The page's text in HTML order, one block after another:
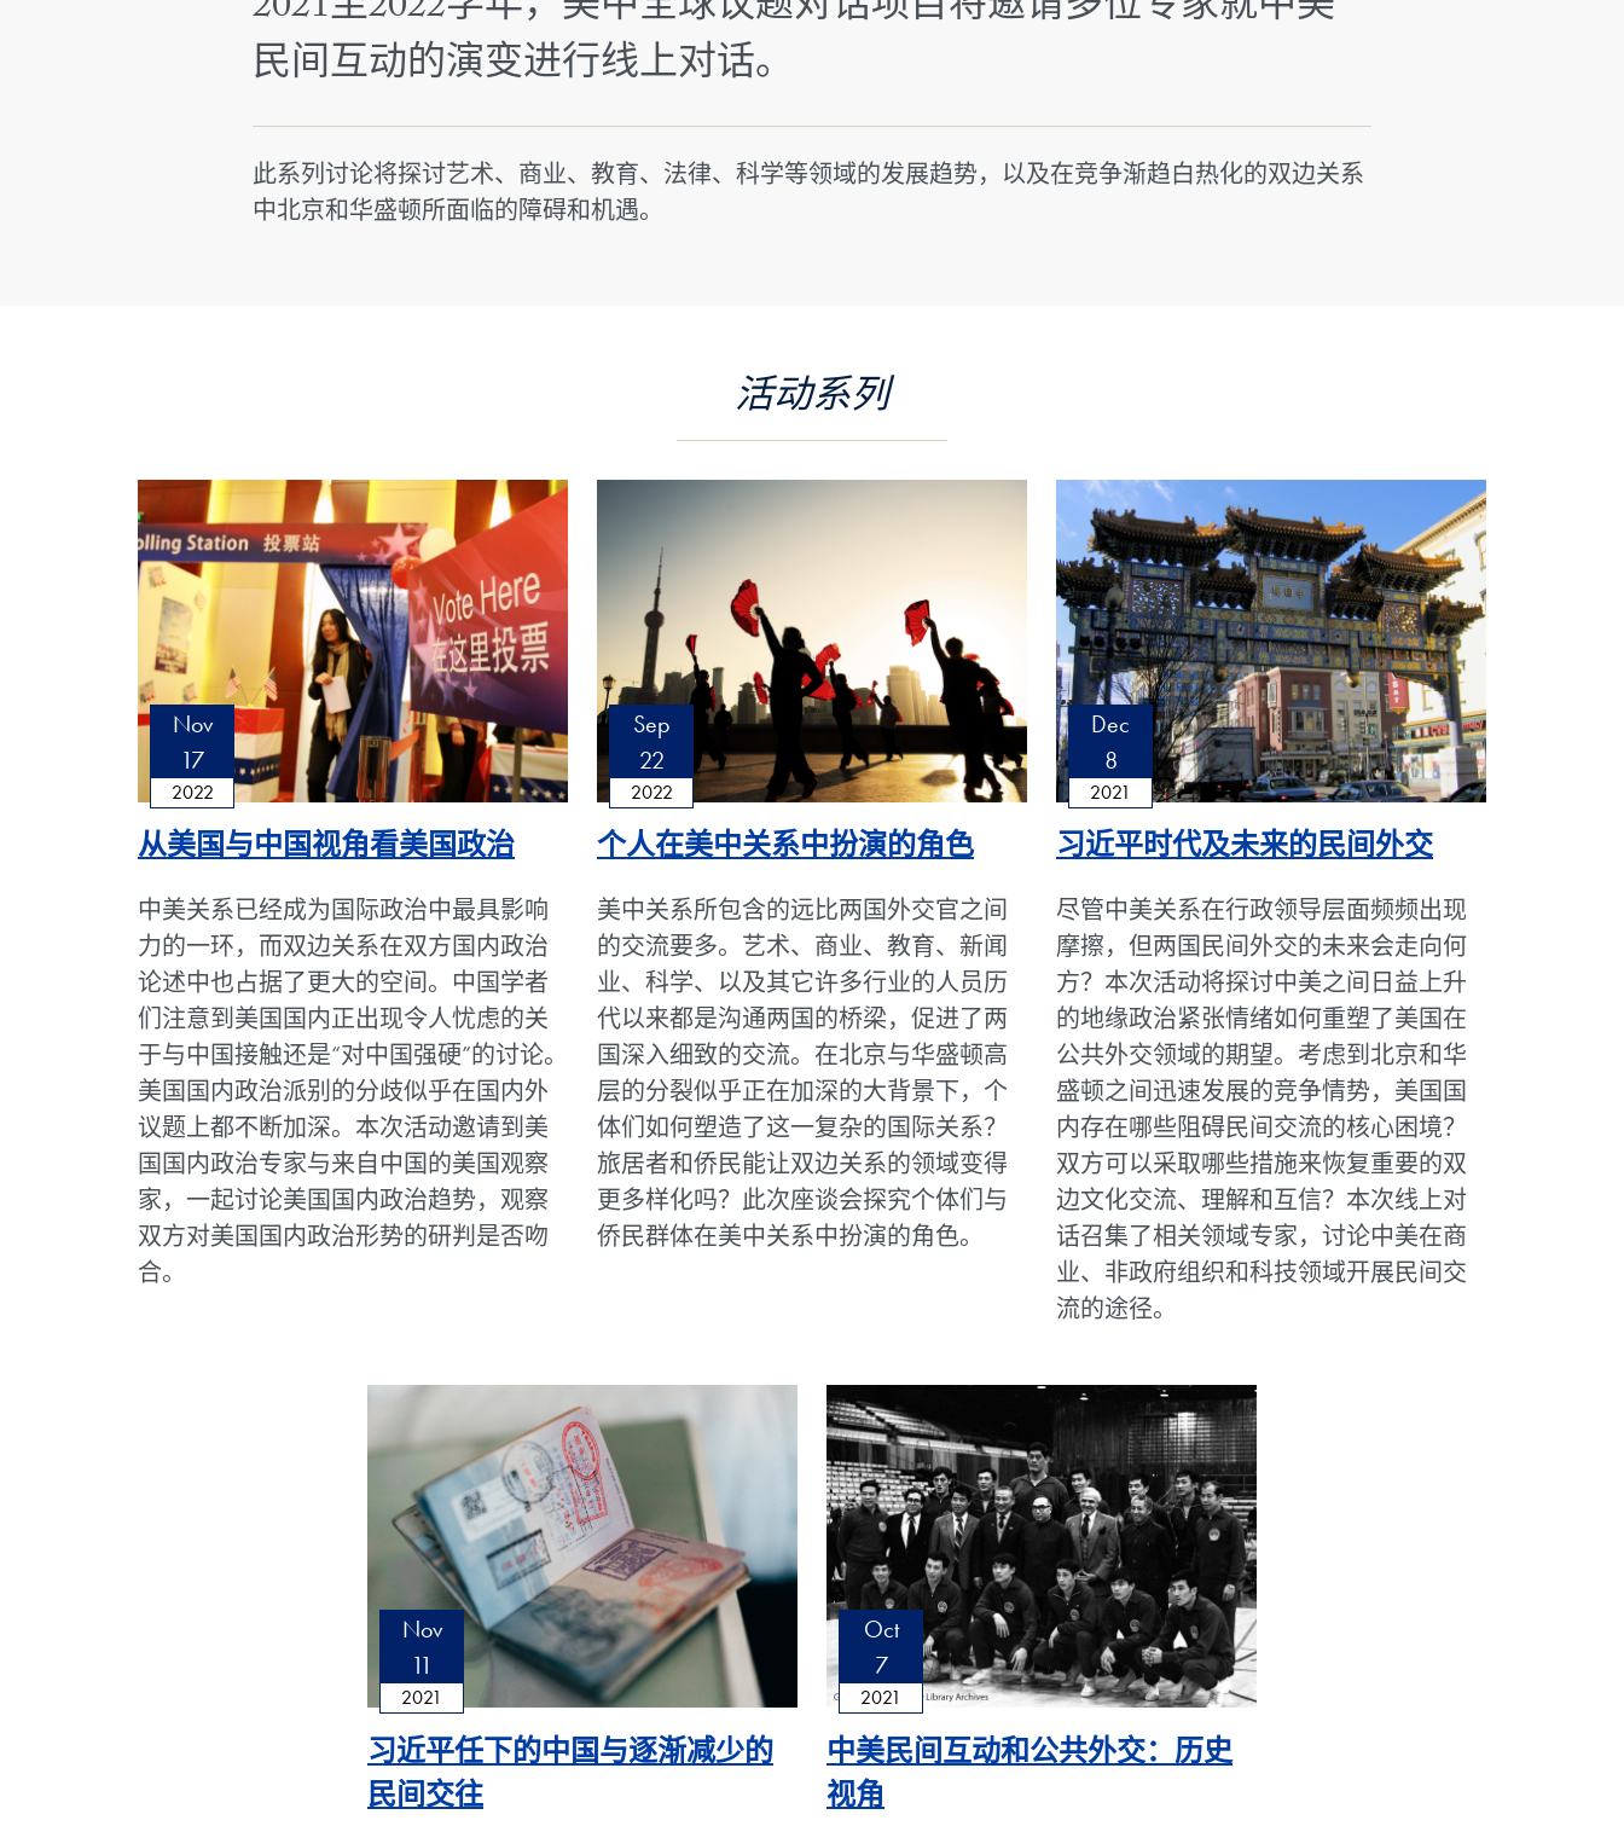
民间互动的演变进行线上对话。
此系列讨论将探讨艺术、商业、教育、法律、科学等领域的发展趋势，以及在竞争渐趋白热化的双边关系
中北京和华盛顿所面临的障碍和机遇。
活动系列
Nov
17
2022
从美国与中国视角看美国政治
中美关系已经成为国际政治中最具影响
力的一环，而双边关系在双方国内政治
论述中也占据了更大的空间。中国学者
们注意到美国国内正出现令人忧虑的关
于与中国接触还是“对中国强硬”的讨论。
美国国内政治派别的分歧似乎在国内外
议题上都不断加深。本次活动邀请到美
国国内政治专家与来自中国的美国观察
家，一起讨论美国国内政治趋势，观察
双方对美国国内政治形势的研判是否吻
合。
Sep
22
2022
个人在美中关系中扮演的角色
美中关系所包含的远比两国外交官之间
的交流要多。艺术、商业、教育、新闻
业、科学、以及其它许多行业的人员历
代以来都是沟通两国的桥梁，促进了两
国深入细致的交流。在北京与华盛顿高
层的分裂似乎正在加深的大背景下，个
体们如何塑造了这一复杂的国际关系？
旅居者和侨民能让双边关系的领域变得
更多样化吗？此次座谈会探究个体们与
侨民群体在美中关系中扮演的角色。
Dec
8
2021
习近平时代及未来的民间外交
尽管中美关系在行政领导层面频频出现
摩擦，但两国民间外交的未来会走向何
方？本次活动将探讨中美之间日益上升
的地缘政治紧张情绪如何重塑了美国在
公共外交领域的期望。考虑到北京和华
盛顿之间迅速发展的竞争情势，美国国
内存在哪些阻碍民间交流的核心困境？
双方可以采取哪些措施来恢复重要的双
边文化交流、理解和互信？本次线上对
话召集了相关领域专家，讨论中美在商
业、非政府组织和科技领域开展民间交
流的途径。
Nov
11
2021
习近平任下的中国与逐渐减少的
民间交往
Oct
7
2021
中美民间互动和公共外交：历史
视角